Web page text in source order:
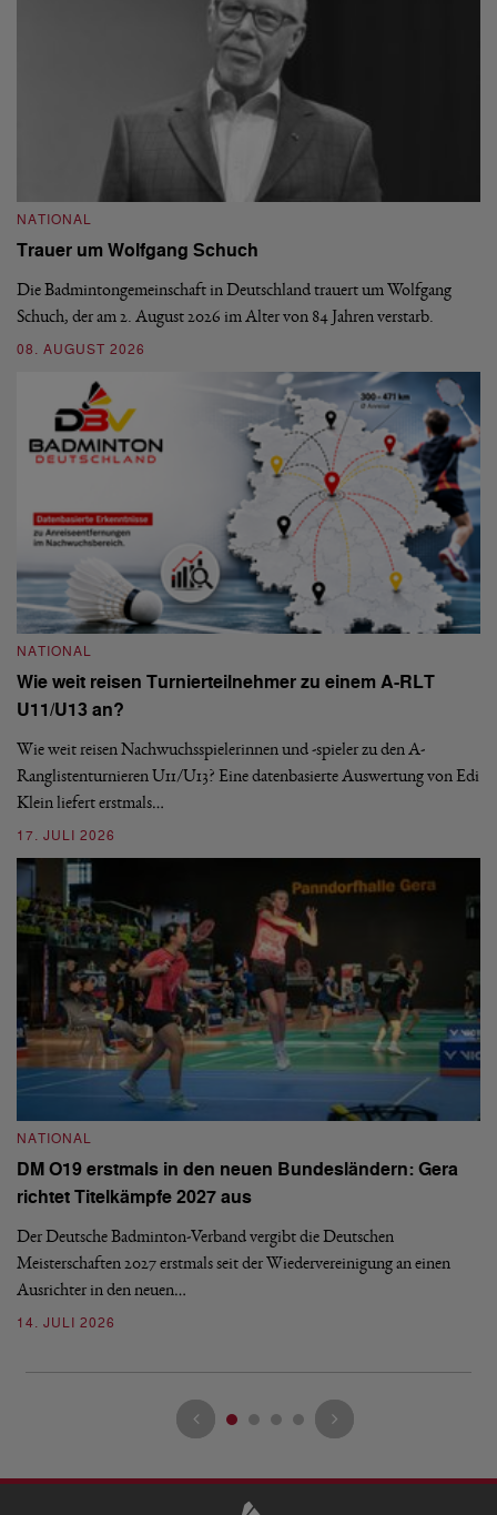
NATIONAL
Trauer um Wolfgang Schuch
Die Badmintongemeinschaft in Deutschland trauert um Wolfgang
Schuch, der am 2. August 2026 im Alter von 84 Jahren verstarb.
08. AUGUST 2026
NATIONAL
Wie weit reisen Turnierteilnehmer zu einem A-RLT
U11/U13 an?
Wie weit reisen Nachwuchsspielerinnen und -spieler zu den A-
Ranglistenturnieren U11/U13? Eine datenbasierte Auswertung von Edi
Klein liefert erstmals…
17. JULI 2026
NATIONAL
DM O19 erstmals in den neuen Bundesländern: Gera
richtet Titelkämpfe 2027 aus
Der Deutsche Badminton-Verband vergibt die Deutschen
Meisterschaften 2027 erstmals seit der Wiedervereinigung an einen
Ausrichter in den neuen…
14. JULI 2026